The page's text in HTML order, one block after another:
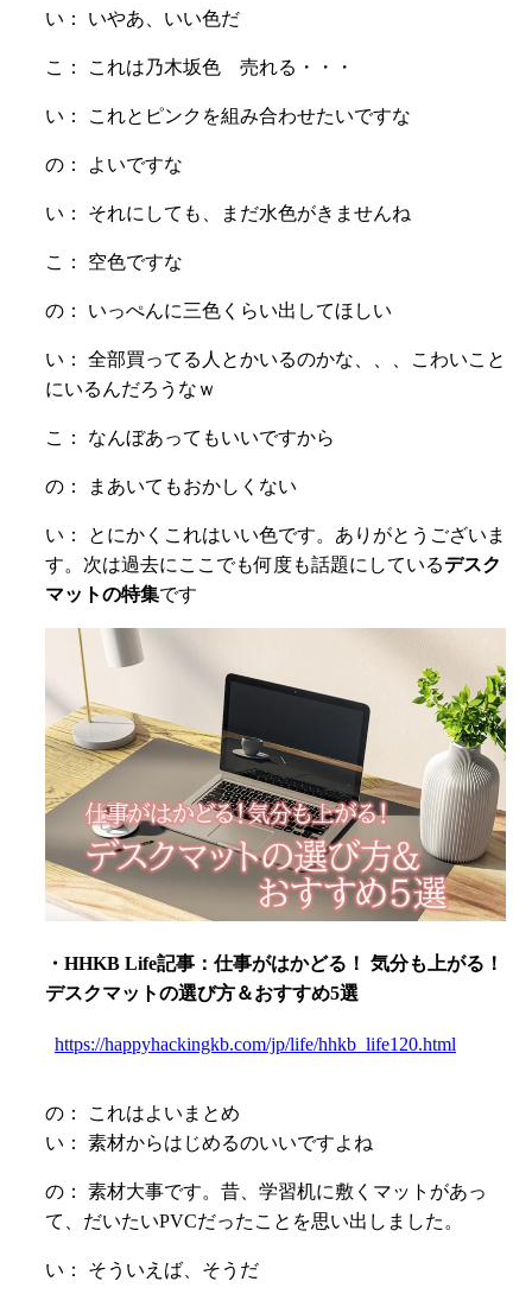
い： いやあ、いい色だ
こ： これは乃木坂色 売れる・・・
い： これとピンクを組み合わせたいですな
の： よいですな
い： それにしても、まだ水色がきませんね
こ： 空色ですな
の： いっぺんに三色くらい出してほしい
い： 全部買ってる人とかいるのかな、、、こわいこと
にいるんだろうなｗ
こ： なんぼあってもいいですから
の： まあいてもおかしくない
い： とにかくこれはいい色です。ありがとうございま
す。次は過去にここでも何度も話題にしているデスク
マットの特集です
・HHKB Life記事：仕事がはかどる！ 気分も上がる！
デスクマットの選び方＆おすすめ5選
https://happyhackingkb.com/jp/life/hhkb_life120.html
の： これはよいまとめ
い： 素材からはじめるのいいですよね
の： 素材大事です。昔、学習机に敷くマットがあっ
て、だいたいPVCだったことを思い出しました。
い： そういえば、そうだ